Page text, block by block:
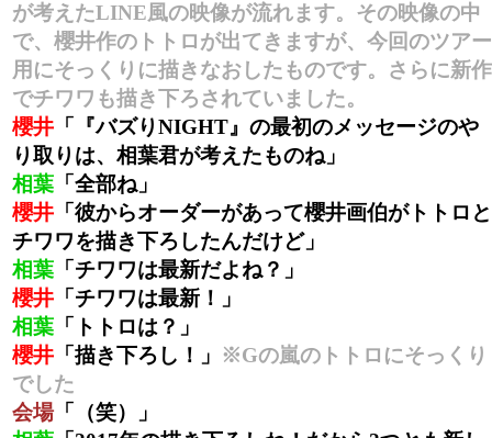
が考えたLINE風の映像が流れます。その映像の中
で、櫻井作のトトロが出てきますが、今回のツアー
用にそっくりに描きなおしたものです。さらに新作
でチワワも描き下ろされていました。
櫻井 「『バズりNIGHT』の最初のメッセージのや
り取りは、相葉君が考えたものね」
相葉 「全部ね」
櫻井 「彼からオーダーがあって櫻井画伯がトトロと
チワワを描き下ろしたんだけど」
相葉 「チワワは最新だよね？」
櫻井 「チワワは最新！」
相葉 「トトロは？」
櫻井 「描き下ろし！」 ※Gの嵐のトトロにそっくり
でした
会場「（笑）」